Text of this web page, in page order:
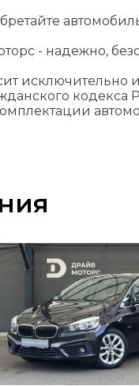
- надежно,